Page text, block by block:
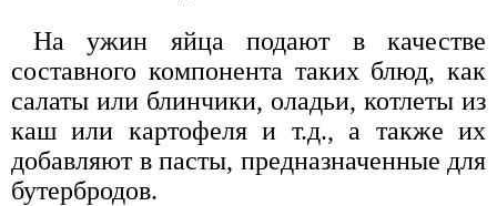
На ужин яйца подают в качестве
составного компонента таких блюд, как
салаты или блинчики, оладьи, котлеты из
каш или картофеля и т.д., а также их
добавляют в пасты, предназначенные для
бутербродов.